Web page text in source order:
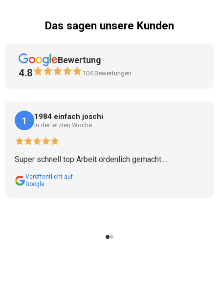
Das sagen unsere Kunden
Bewertung
4.8 104Bewertungen
1 1984 einfach joschi
in der letzten Woche
Super schnell top Arbeit ordenlich gemacht....
Veröffentlicht auf
Google